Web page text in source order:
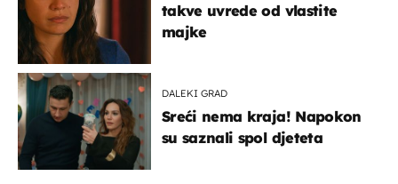
takve uvrede od vlastite
majke
DALEKI GRAD
Sreći nema kraja! Napokon
su saznali spol djeteta